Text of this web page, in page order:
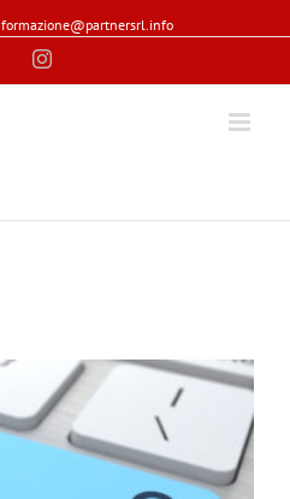
formazione@partnersrl.info
FacebookInstagram